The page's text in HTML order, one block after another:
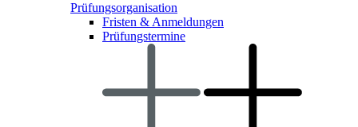
Prüfungsorganisation
Fristen & Anmeldungen
Prüfungstermine